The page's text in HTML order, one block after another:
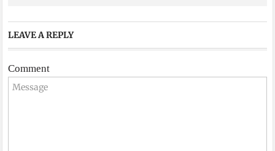
LEAVE A REPLY
Comment